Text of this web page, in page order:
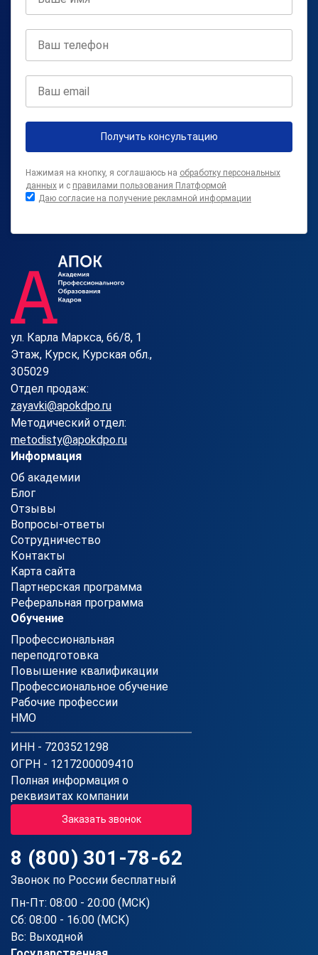
Получить консультацию
Нажимая на кнопку, я соглашаюсь на обработку персональных
данных и с правилами пользования Платформой
Даю согласие на получение рекламной информации
ул. Карла Маркса, 66/8, 1
Этаж, Курск, Курская обл.,
305029
Отдел продаж:
zayavki@apokdpo.ru
Методический отдел:
metodisty@apokdpo.ru
Информация
Об академии
Блог
Отзывы
Вопросы-ответы
Сотрудничество
Контакты
Карта сайта
Партнерская программа
Реферальная программа
Обучение
Профессиональная
переподготовка
Повышение квалификации
Профессиональное обучение
Рабочие профессии
НМО
ИНН - 7203521298
ОГРН - 1217200009410
Полная информация о
реквизитах компании
Заказать звонок
8 (800) 301-78-62
Звонок по России бесплатный
Пн-Пт: 08:00 - 20:00 (МСК)
Сб: 08:00 - 16:00 (МСК)
Вс: Выходной